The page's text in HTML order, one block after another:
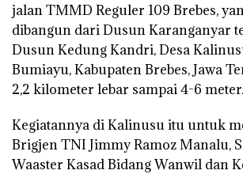
jalan TMMD Reguler 109 Brebes,
dibangun dari Dusun Karanganyar
Dusun Kedung Kandri, Desa
Bumiayu, Kabupaten Brebes, Jawa
2,2 kilometer lebar sampai 4-6
Kegiatannya di Kalinusu itu untuk
Brigjen TNI Jimmy Ramoz Manalu,
Waaster Kasad Bidang Wanwil dan